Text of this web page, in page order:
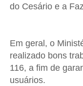
do Cesário e a
Em geral, o
realizado bons
116, a fim de
usuários.